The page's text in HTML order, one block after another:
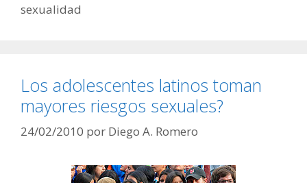
sexualidad
Los adolescentes latinos toman
mayores riesgos sexuales?
24/02/2010 por Diego A. Romero